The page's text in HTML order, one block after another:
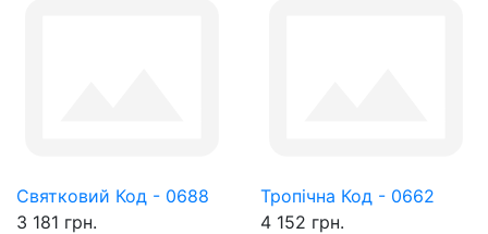
Святковий Код - 0688
3 181 грн.
Тропічна Код - 0662
4 152 грн.